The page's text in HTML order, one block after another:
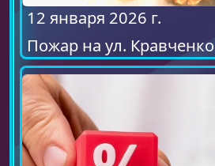
12 января 2026 г.
Пожар на ул. Кравченко